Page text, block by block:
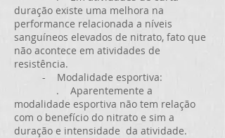
duração existe uma melhora na
performance relacionada a níveis
sanguíneos elevados de nitrato, fato que
não acontece em atividades de
resistência.
- Modalidade esportiva:
. Aparentemente a
modalidade esportiva não tem relação
com o benefício do nitrato e sim a
duração e intensidade da atividade.